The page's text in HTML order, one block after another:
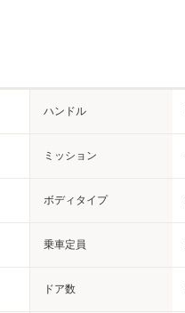
ハンドル
ミッション
ボディタイプ
乗車定員
ドア数